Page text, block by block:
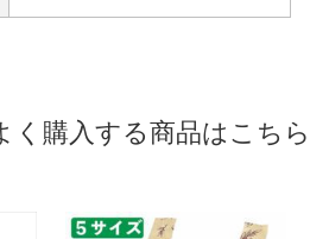
く購入する商品はこちら